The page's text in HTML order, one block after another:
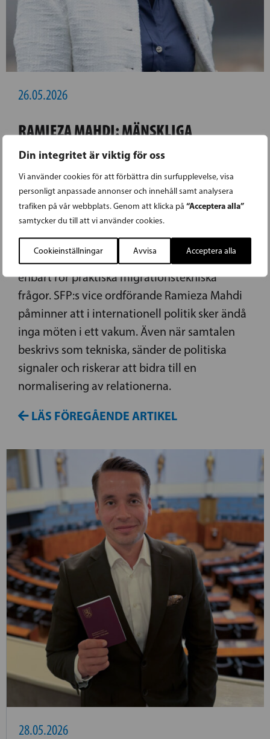
Din integritet är viktig för oss
Vi använder cookies för att förbättra din surfupplevelse, visa
personligt anpassade annonser och innehåll samt analysera
trafiken på vår webbplats. Genom att klicka på “Acceptera alla”
samtycker du till att vi använder cookies.
Cookieinställningar Avvisa Acceptera alla
26.05.2026
RAMIEZA MAHDI: MÄNSKLIGA
RÄTTIGHETER FÅR INTE BLI
FÖRHANDLINGSBARA
EU-kommissionens beslut att bjuda in
talibanregimen till Bryssel är ett djupt
oroande moraliskt och politiskt vägval. Från
kommissionens sida hävdas att mötena
enbart rör praktiska migrationstekniska
frågor. SFP:s vice ordförande Ramieza Mahdi
påminner att i internationell politik sker ändå
inga möten i ett vakum. Även när samtalen
beskrivs som tekniska, sänder de politiska
signaler och riskerar att bidra till en
normalisering av relationerna.
LÄS FÖREGÅENDE ARTIKEL
28.05.2026